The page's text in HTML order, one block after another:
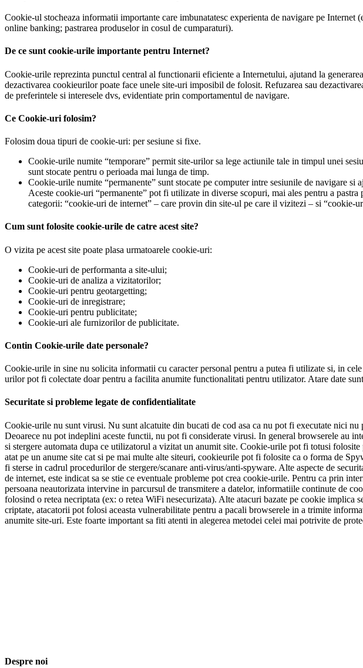
Cookie-ul stocheaza informatii importante care imbunatatesc experienta de navigare pe
online banking; pastrarea produselor in cosul de cumparaturi).
De ce sunt cookie-urile importante pentru Internet?
Cookie-urile reprezinta punctul central al functionarii eficiente a Internetului, ajutand la
dezactivarea cookieurilor poate face unele site-uri imposibil de folosit. Refuzarea sau
de preferintele si interesele dvs, evidentiate prin comportamentul de navigare.
Ce Cookie-uri folosim?
Folosim doua tipuri de cookie-uri: per sesiune si fixe.
Cookie-urile numite “temporare” permit site-urilor sa lege actiunile tale in timpul unei
sunt stocate pentru o perioada mai lunga de timp.
Cookie-urile numite “permanente” sunt stocate pe computer intre sesiunile de navigare
Aceste cookie-uri “permanente” pot fi utilizate in diverse scopuri, mai ales pentru a
categorii: “cookie-uri de internet” – care provin din site-ul pe care il vizitezi – si “cookie-
Cum sunt folosite cookie-urile de catre acest site?
O vizita pe acest site poate plasa urmatoarele cookie-uri:
Cookie-uri de performanta a site-ului;
Cookie-uri de analiza a vizitatorilor;
Cookie-uri pentru geotargetting;
Cookie-uri de inregistrare;
Cookie-uri pentru publicitate;
Cookie-uri ale furnizorilor de publicitate.
Contin Cookie-urile date personale?
Cookie-urile in sine nu solicita informatii cu caracter personal pentru a putea fi utilizate si, in
urilor pot fi colectate doar pentru a facilita anumite functionalitati pentru utilizator. Atare date
Securitate si probleme legate de confidentialitate
Cookie-urile nu sunt virusi. Nu sunt alcatuite din bucati de cod asa ca nu pot fi executate nici
Deoarece nu pot indeplini aceste functii, nu pot fi considerate virusi. In general browserele au
si stergere automata dupa ce utilizatorul a vizitat un anumit site. Cookie-urile pot fi totusi
atat pe un anume site cat si pe mai multe alte siteuri, cookieurile pot fi folosite ca o forma de
fi sterse in cadrul procedurilor de stergere/scanare anti-virus/anti-spyware. Alte aspecte de
de internet, este indicat sa se stie ce eventuale probleme pot crea cookie-urile. Pentru ca prin
persoana neautorizata intervine in parcursul de transmitere a datelor, informatiile continute de
folosind o retea necriptata (ex: o retea WiFi nesecurizata). Alte atacuri bazate pe cookie
criptate, atacatorii pot folosi aceasta vulnerabilitate pentru a pacali browserele in a trimite
anumite site-uri. Este foarte important sa fiti atenti in alegerea metodei celei mai potrivite de
Despre noi